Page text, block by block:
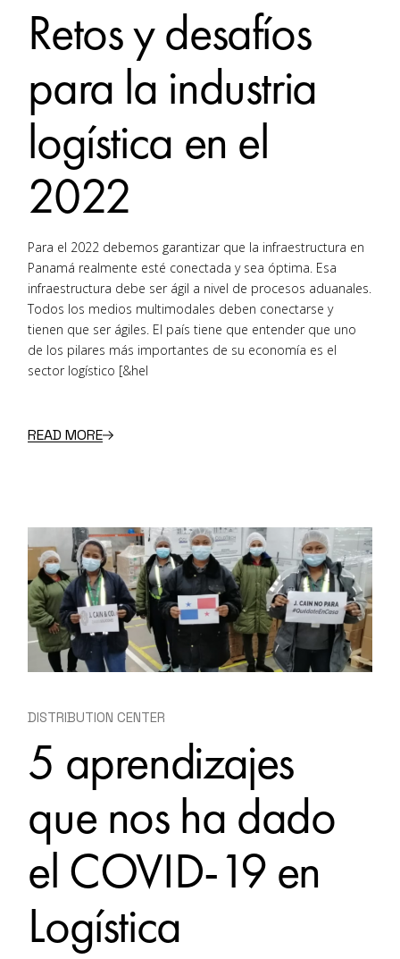
Retos y desafíos
para la industria
logística en el
2022
Para el 2022 debemos garantizar que la infraestructura en
Panamá realmente esté conectada y sea óptima. Esa
infraestructura debe ser ágil a nivel de procesos aduanales.
Todos los medios multimodales deben conectarse y
tienen que ser ágiles. El país tiene que entender que uno
de los pilares más importantes de su economía es el
sector logístico [&hel
READ MORE
DISTRIBUTION CENTER
5 aprendizajes
que nos ha dado
el COVID-19 en
Logística